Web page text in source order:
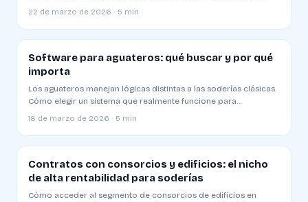
22 de marzo de 2026 · 5 min
Software para aguateros: qué buscar y por qué
importa
Los aguateros manejan lógicas distintas a las soderías clásicas.
Cómo elegir un sistema que realmente funcione para
distribución a zonas sin red
18 de marzo de 2026 · 5 min
Contratos con consorcios y edificios: el nicho
de alta rentabilidad para soderías
Cómo acceder al segmento de consorcios de edificios en